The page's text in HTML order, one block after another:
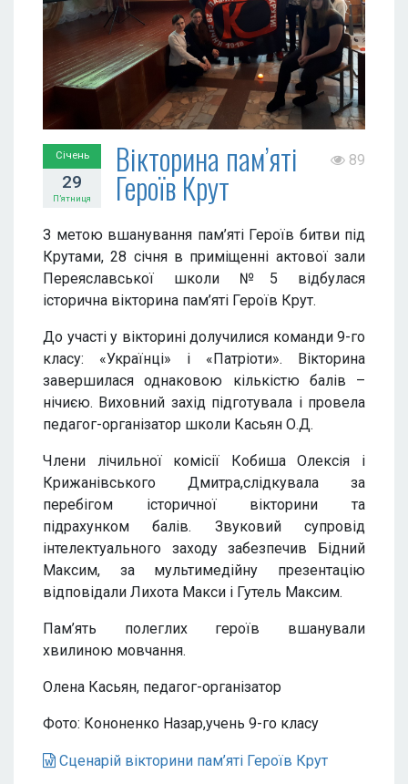
Січень
29
П’ятниця
Вікторина пам’яті
Героїв Крут
89
З метою вшанування пам’яті Героїв битви під
Крутами, 28 січня в приміщенні актової зали
Переяславської школи №5 відбулася
історична вікторина пам’яті Героїв Крут.
До участі у вікторині долучилися команди 9-го
класу: «Українці» і «Патріоти». Вікторина
завершилася однаковою кількістю балів –
нічиєю. Виховний захід підготувала і провела
педагог-організатор школи Касьян О.Д.
Члени лічильної комісії Кобиша Олексія і
Крижанівського Дмитра,слідкувала за
перебігом історичної вікторини та
підрахунком балів. Звуковий супровід
інтелектуального заходу забезпечив Бідний
Максим, за мультимедійну презентацію
відповідали Лихота Макси і Гутель Максим.
Пам’ять полеглих героїв вшанували
хвилиною мовчання.
Олена Касьян, педагог-організатор
Фото: Кононенко Назар,учень 9-го класу
Сценарій вікторини пам’яті Героїв Крут